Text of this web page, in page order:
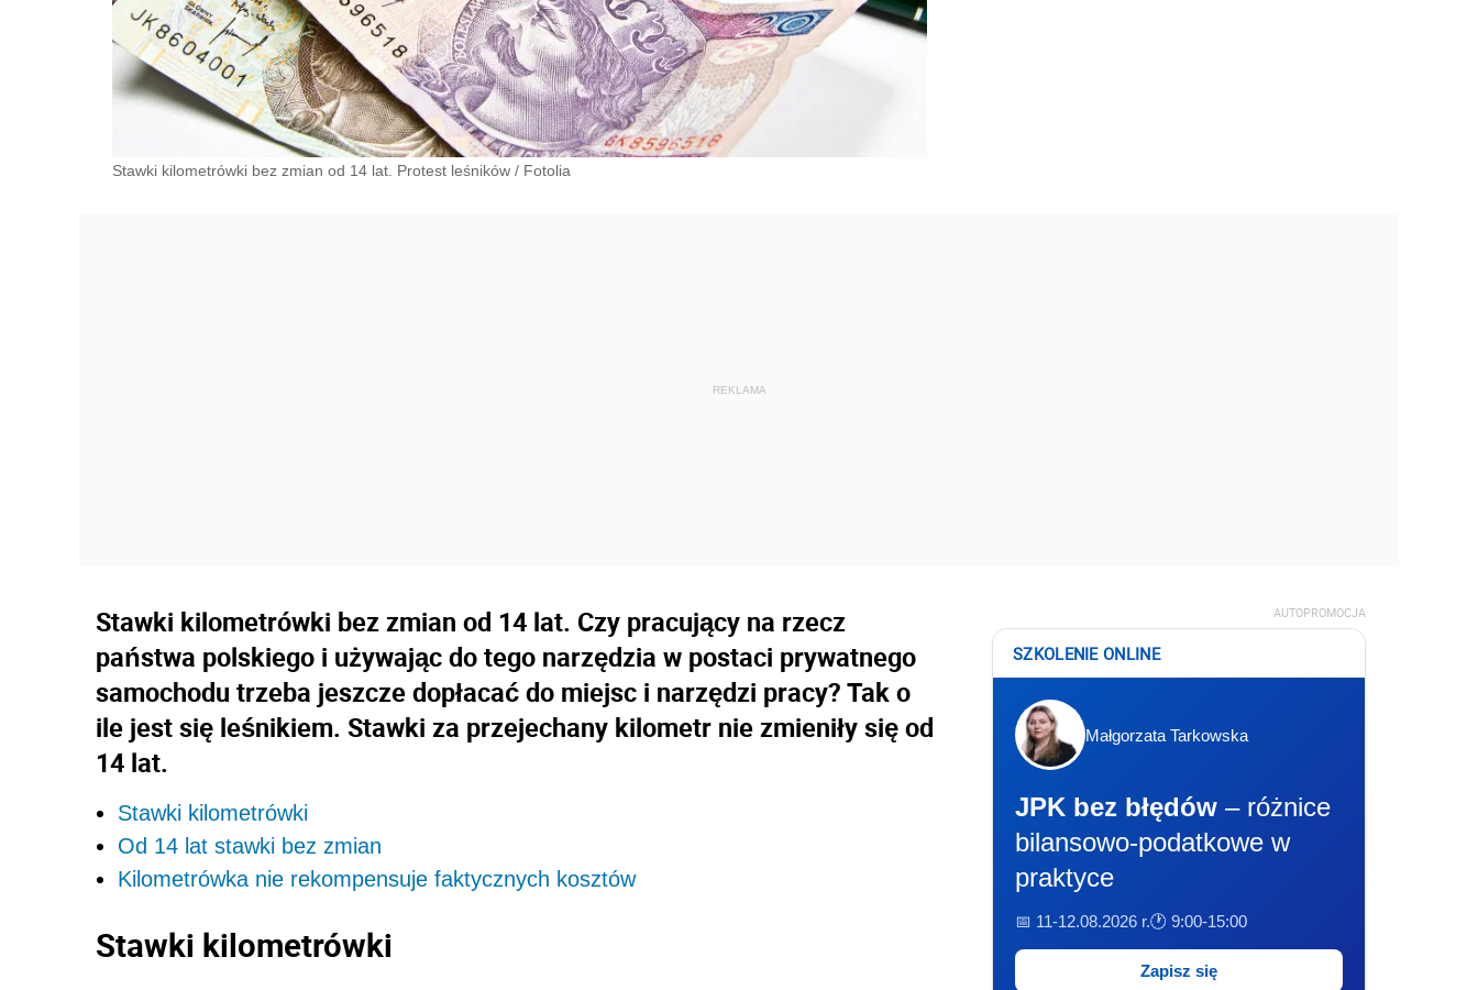
Stawki kilometrówki bez zmian od 14 lat. Protest leśników / Fotolia
Stawki kilometrówki bez zmian od 14 lat. Czy pracujący na rzecz
państwa polskiego i używając do tego narzędzia w postaci prywatnego
samochodu trzeba jeszcze dopłacać do miejsc i narzędzi pracy? Tak o
ile jest się leśnikiem. Stawki za przejechany kilometr nie zmieniły się od
14 lat.
Stawki kilometrówki
Od 14 lat stawki bez zmian
Kilometrówka nie rekompensuje faktycznych kosztów
Stawki kilometrówki
AUTOPROMOCJA
SZKOLENIE ONLINE
Małgorzata Tarkowska
JPK bez błędów – różnice
bilansowo-podatkowe w
praktyce
📅 11-12.08.2026 r.🕐 9:00-15:00
Zapisz się